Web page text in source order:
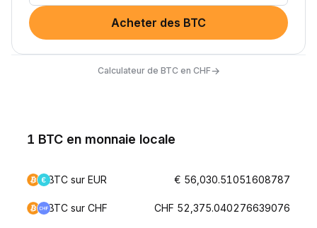
Acheter des BTC
Calculateur de BTC en CHF→
1 BTC en monnaie locale
BTC sur EUR € 56,030.51051608787
BTC sur CHF CHF 52,375.040276639076